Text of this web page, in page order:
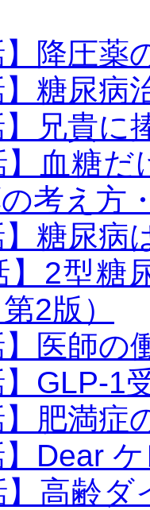
】降圧薬
】糖尿
】兄貴
】血糖
考え方
】糖尿病
】2型
2版）
】医師の
】GLP-1
】肥満症
】Dear
】高齢